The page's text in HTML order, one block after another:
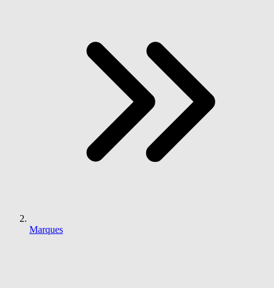
Marques